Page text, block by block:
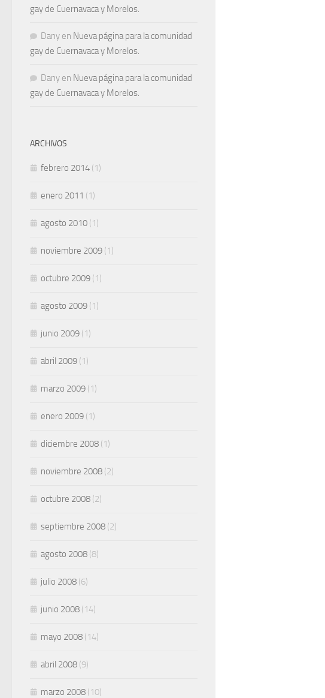
gay de Cuernavaca y Morelos.
Dany en Nueva página para la comunidad
gay de Cuernavaca y Morelos.
Dany en Nueva página para la comunidad
gay de Cuernavaca y Morelos.
ARCHIVOS
febrero 2014 (1)
enero 2011 (1)
agosto 2010 (1)
noviembre 2009 (1)
octubre 2009 (1)
agosto 2009 (1)
junio 2009 (1)
abril 2009 (1)
marzo 2009 (1)
enero 2009 (1)
diciembre 2008 (1)
noviembre 2008 (2)
octubre 2008 (2)
septiembre 2008 (2)
agosto 2008 (8)
julio 2008 (6)
junio 2008 (14)
mayo 2008 (14)
abril 2008 (9)
marzo 2008 (10)